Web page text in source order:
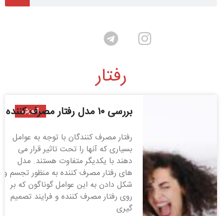
رفتار
آموزش بررسی ۱۰ مدل رفتار مصرف کننده
رفتار مصرف کنندگان با توجه به عوامل
بسیاری که آنها را تحت تاثیر قرار می
دهند با یکدیگر متفاوت هستند. مدل
های رفتار مصرف کننده به منظور تجسم و
شکل دادن به این عوامل گوناگون که بر
روی رفتار مصرف کننده و فرایند تصمیم
گیری